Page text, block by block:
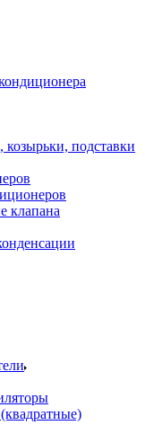
подставки
клапана